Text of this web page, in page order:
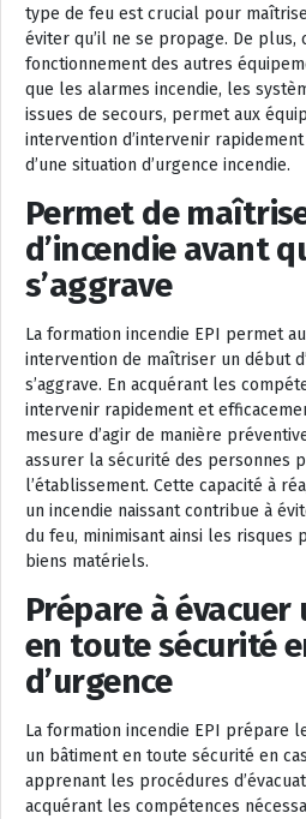
type de feu est crucial pour
éviter qu’il ne se propage. De plus,
fonctionnement des autres
que les alarmes incendie, les
issues de secours, permet aux
intervention d’intervenir
d’une situation d’urgence incendie.
Permet de
d’incendie avant
s’aggrave
La formation incendie EPI permet
intervention de maîtriser un début
s’aggrave. En acquérant les
intervenir rapidement et
mesure d’agir de manière
assurer la sécurité des personnes
l’établissement. Cette capacité à
un incendie naissant contribue à
du feu, minimisant ainsi les risques
biens matériels.
Prépare à
en toute sécurité
d’urgence
La formation incendie EPI prépare
un bâtiment en toute sécurité en
apprenant les procédures
acquérant les compétences